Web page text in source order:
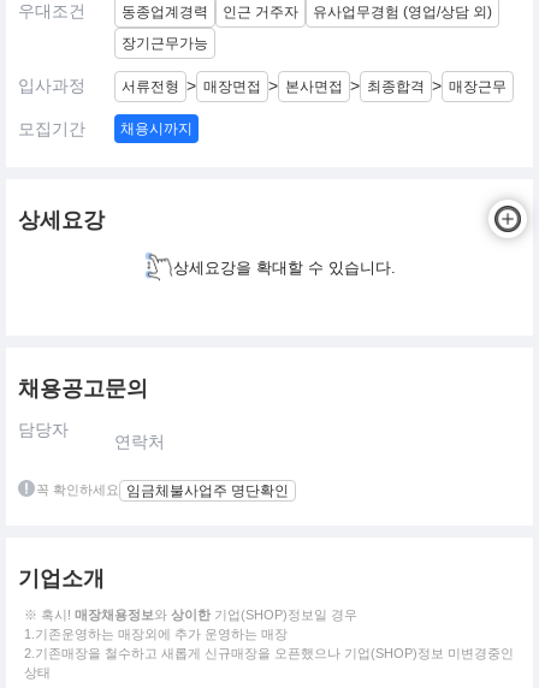
우대조건 동종업계경력 인근 거주자
유사업무경험 (영업/상담 외)
장기근무가능
입사과정 서류전형 > 매장면접 > 본사면접 > 최종합격 > 매장근무
모집기간 채용시까지
상세요강
상세요강을 확대할 수 있습니다.
채용공고문의
담당자
연락처
꼭 확인하세요 임금체불사업주 명단확인
기업소개
※ 혹시! 매장채용정보와 상이한 기업(SHOP)정보일 경우
1.기존운영하는 매장외에 추가 운영하는 매장
2.기존매장을 철수하고 새롭게 신규매장을 오픈했으나 기업(SHOP)정보 미변경중인
상태